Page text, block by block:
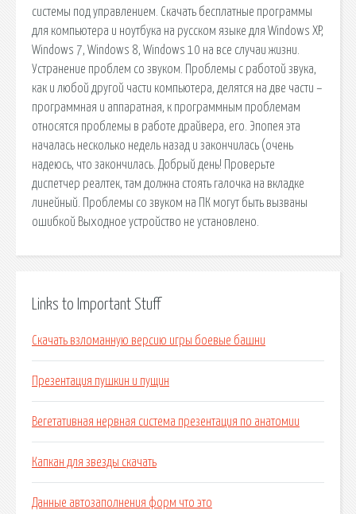
системы под управлением. Скачать бесплатные программы
для компьютера и ноутбука на русском языке для Windows XP,
Windows 7, Windows 8, Windows 10 на все случаи жизни.
Устранение проблем со звуком. Проблемы с работой звука,
как и любой другой части компьютера, делятся на две части –
программная и аппаратная, к программным проблемам
относятся проблемы в работе драйвера, его. Эпопея эта
началась несколько недель назад и закончилась (очень
надеюсь, что закончилась. Добрый день! Проверьте
диспетчер реалтек, там должна стоять галочка на вкладке
линейный. Проблемы со звуком на ПК могут быть вызваны
ошибкой Выходное устройство не установлено.
Links to Important Stuff
Скачать взломанную версию игры боевые башни
Презентация пушкин и пущин
Вегетативная нервная система презентация по анатомии
Капкан для звезды скачать
Данные автозаполнения форм что это